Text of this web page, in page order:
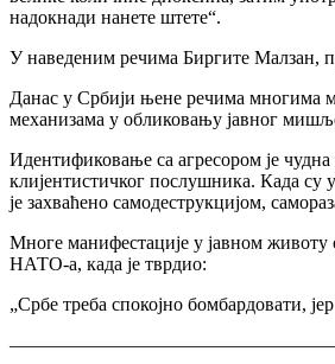
надокнади нанете штете“.
У наведеним речима Биргите Малзан,
Данас у Србији њене речима многима
механизама у обликовању јавног
Идентификовање са агресором је
клијентистичког послушника. Када су
је захваћено самодеструкцијом,
Многе манифестације у јавном
НАТО-а, када је тврдио:
„Србе треба спокојно бомбардовати,